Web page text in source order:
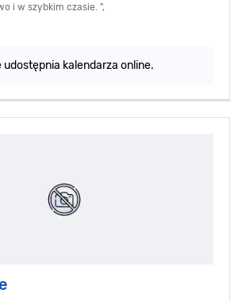
i w szybkim czasie. ",
udostępnia kalendarza online.